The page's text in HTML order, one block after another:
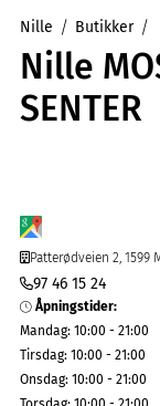
Nille Butikker
Nille
SENTER
Patterødveien 2, 1599
97 46 15 24
Åpningstider:
Mandag: 10:00 - 21:00
Tirsdag: 10:00 - 21:00
Onsdag: 10:00 - 21:00